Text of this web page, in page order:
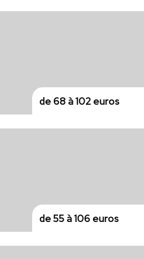
de 68 à 102 euros
de 55 à 106 euros